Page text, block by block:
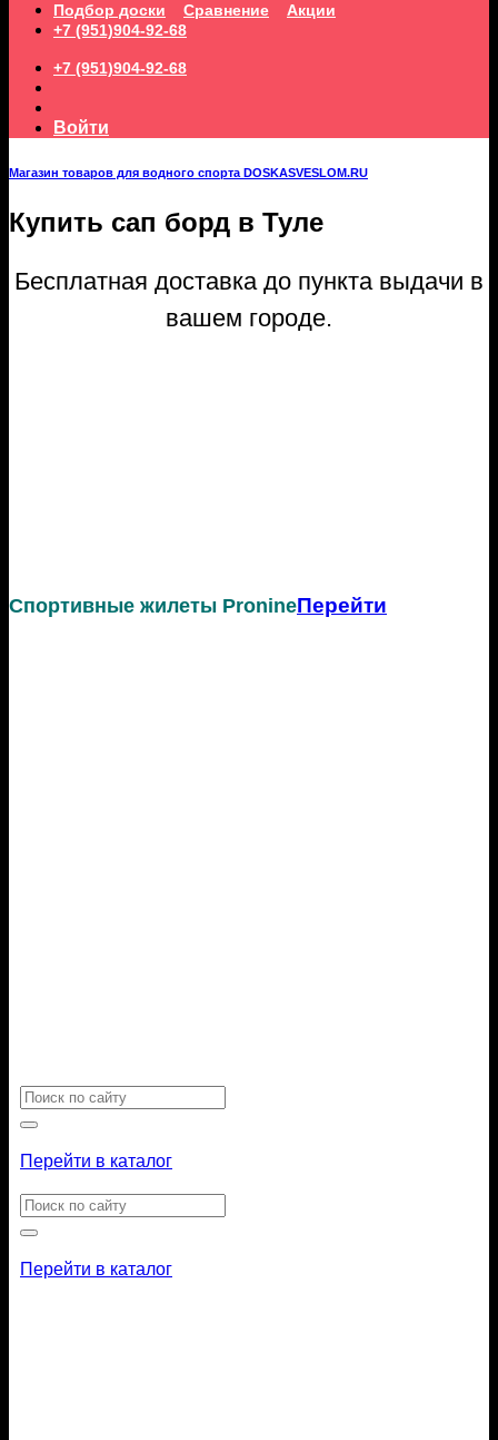
Подбор доски Сравнение
Акции
+7 (951)904-92-68
+7 (951)904-92-68
Войти
Магазин товаров для водного спорта DOSKASVESLOM.RU
Купить сап борд в Туле
Бесплатная доставка до пункта выдачи в
вашем городе.
Спортивные жилеты PronineПерейти
Искать:
Перейти в каталог
Искать:
Перейти в каталог